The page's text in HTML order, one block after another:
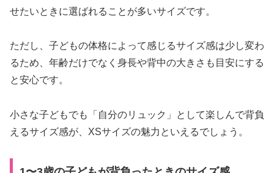
せたいときに選ばれることが多いサイズです。
ただし、子どもの体格によって感じるサイズ感は少し変わ
るため、年齢だけでなく身長や背中の大きさも目安にする
と安心です。
小さな子どもでも「自分のリュック」として楽しんで背負
えるサイズ感が、XSサイズの魅力といえるでしょう。